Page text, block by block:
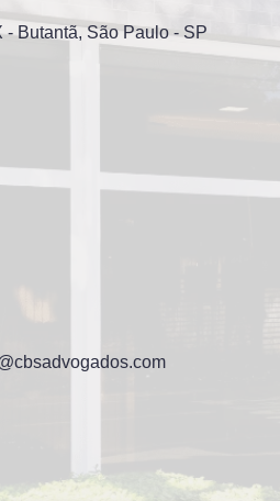
- Butantã, São Paulo - SP